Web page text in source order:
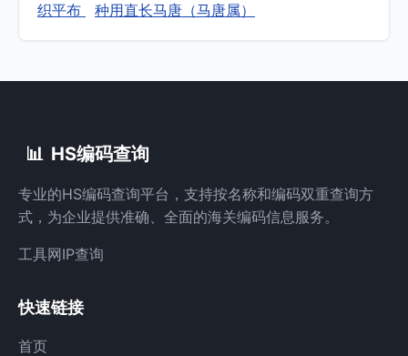
织平布
种用直长马唐（马唐属）
📊 HS编码查询
专业的HS编码查询平台，支持按名称和编码双重查询方
式，为企业提供准确、全面的海关编码信息服务。
工具网IP查询
快速链接
首页